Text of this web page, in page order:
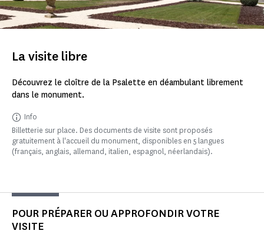
La visite libre
Découvrez le cloître de la Psalette en déambulant librement
dans le monument.
Info
Billetterie sur place. Des documents de visite sont proposés
gratuitement à l'accueil du monument, disponibles en 5 langues
(français, anglais, allemand, italien, espagnol, néerlandais).
POUR PRÉPARER OU APPROFONDIR VOTRE
VISITE